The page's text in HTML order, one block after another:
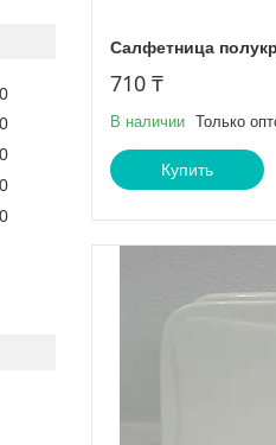
Салфетница
710 ₸
В наличии Только
Купить